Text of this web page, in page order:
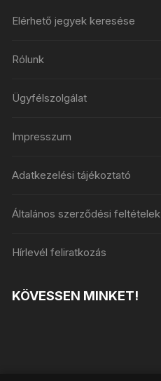
Elérhető jegyek keresése
Rólunk
Ügyfélszolgálat
Impresszum
Adatkezelési tájékoztató
Általános szerződési feltételek
Hírlevél feliratkozás
KÖVESSEN MINKET!